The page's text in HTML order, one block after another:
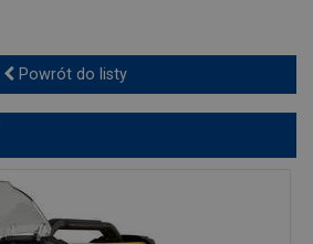
Powrót do listy